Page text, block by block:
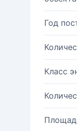
Год
Класс